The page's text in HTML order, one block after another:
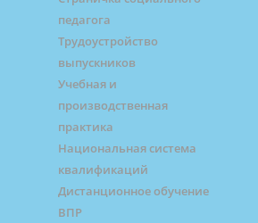
педагога
Трудоустройство
выпускников
Учебная и
производственная
практика
Национальная система
квалификаций
Дистанционное обучение
ВПР